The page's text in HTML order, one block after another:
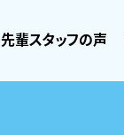
先輩スタッフの声